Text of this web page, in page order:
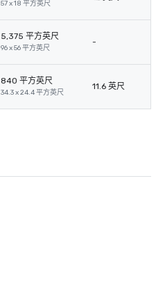
57 x 18 平方英尺
5,375 平方英尺
96 x 56 平方英尺
-
840 平方英尺
34.3 x 24.4 平方英尺
11.6 英尺